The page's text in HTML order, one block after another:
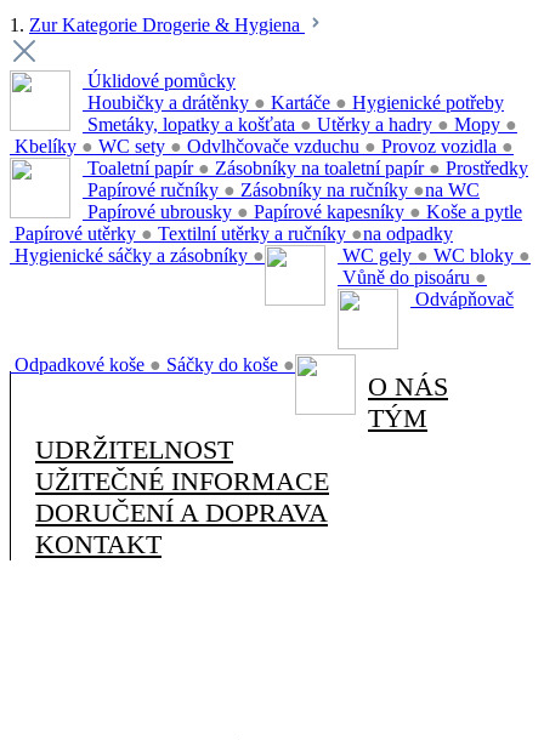
1. Zur Kategorie Drogerie & Hygiena
Úklidové pomůcky
Houbičky a drátěnky ● Kartáče ●
Smetáky, lopatky a košťata ● Utěrky a hadry ● Mopy ●
Kbelíky ● WC sety ● Odvlhčovače vzduchu ● Provoz vozidla ●
Hygienické potřeby
Toaletní papír ● Zásobníky na toaletní papír ●
Papírové ručníky ● Zásobníky na ručníky ●
Papírové ubrousky ● Papírové kapesníky ●
Papírové utěrky ● Textilní utěrky a ručníky ●
Hygienické sáčky a zásobníky ●
Prostředky
na WC
WC gely ● WC bloky ●
Vůně do pisoáru ●
Koše a pytle
na odpadky
Odpadkové koše ● Sáčky do koše ●
Odvápňovač
O NÁS
TÝM
UDRŽITELNOST
UŽITEČNÉ INFORMACE
DORUČENÍ A DOPRAVA
KONTAKT